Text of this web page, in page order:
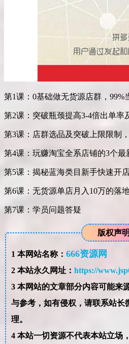
第1课：0基础做无货源店群，99%
第2课：突破瓶颈提高3-4倍出单率
第3课：店群选品及突破上限限制
第4课：玩赚淘宝全系店铺的3个最
第5课：揭秘蓝海类目新手快速开
第6课：无货源单店月入10万的落
第7课：学员问题答疑
版权声明
1 本网站名称： 666资源网
2本站永久网址： https://
3本网站的文章部分内容可能来
与参考，如有侵权，请联系站长微信：
理。
4本站一切资源不代表本站立场